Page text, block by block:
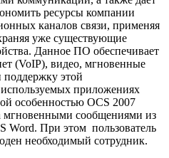
ресурсы компании
каналов связи, применяя
уже существующие
Данное ПО обеспечивает
(VoIP), видео, мгновенные
поддержку этой
приложениях
особенностью OCS 2007
мгновенными сообщениями из
Word. При этом пользователь
необходимый сотрудник.